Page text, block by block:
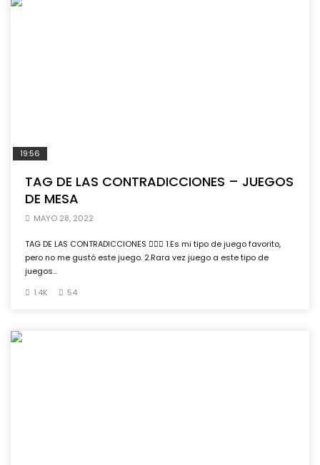
19:56
TAG DE LAS CONTRADICCIONES – JUEGOS
DE MESA
MAYO 28, 2022
TAG DE LAS CONTRADICCIONES 🤷🏻‍♂️ 1.Es mi tipo de juego favorito,
pero no me gustó este juego. 2.Rara vez juego a este tipo de
juegos...
1.4K
54